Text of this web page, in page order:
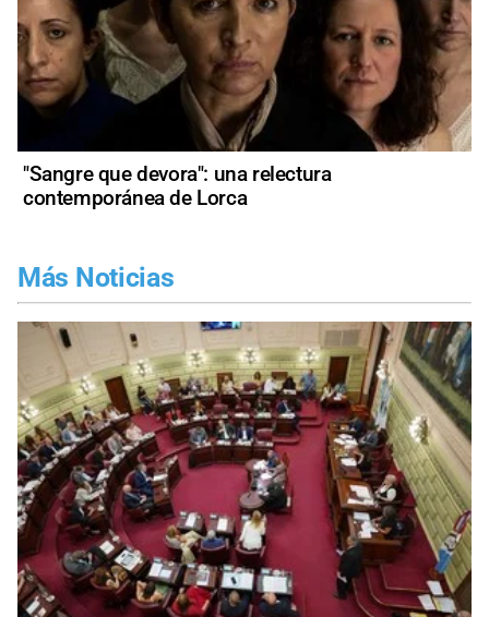
"Sangre que devora": una relectura
contemporánea de Lorca
Más Noticias